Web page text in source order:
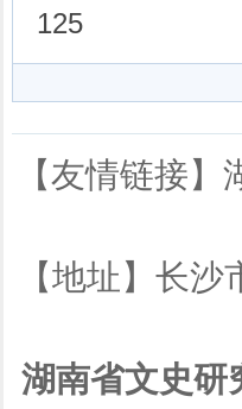
125
【友情链接】
【地址】长
湖南省文史研